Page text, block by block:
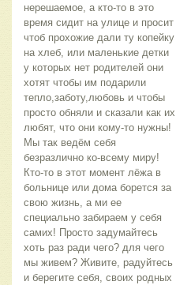
нерешаемое, а кто-то в это
время сидит на улице и просит
чтоб прохожие дали ту копейку
на хлеб, или маленькие детки
у которых нет родителей они
хотят чтобы им подарили
тепло,заботу,любовь и чтобы
просто обняли и сказали как их
любят, что они кому-то нужны!
Мы так ведём себя
безразлично ко-всему миру!
Кто-то в этот момент лёжа в
больнице или дома борется за
свою жизнь, а ми ее
специально забираем у себя
самих! Просто задумайтесь
хоть раз ради чего? для чего
мы живем? Живите, радуйтесь
и берегите себя, своих родных